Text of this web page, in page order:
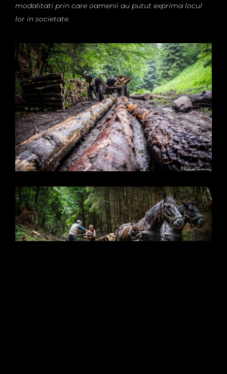
modalitati prin care oamenii au putut exprima locul
lor in societate.